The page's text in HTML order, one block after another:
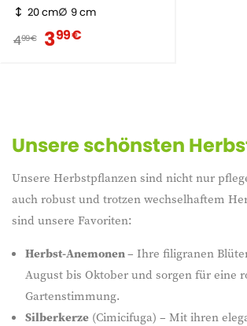
20 cm 9 cm
499 € 399 €
Unsere schönsten
Unsere Herbstpflanzen sind nicht nur
auch robust und trotzen wechselhaftem
sind unsere Favoriten:
Herbst-Anemonen– Ihre filigranen
August bis Oktober und sorgen für eine
Gartenstimmung.
Silberkerze (Cimicifuga) – Mit ihren